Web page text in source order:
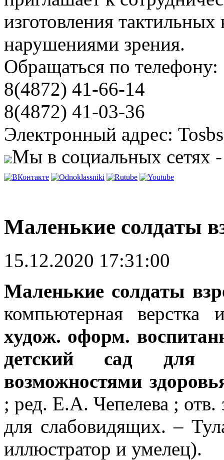
изготовления
нарушениями зрения.
Обращаться по телефону:
8(4872) 41-66-14
8(4872) 41-03-36
Электронный адрес:
Мы в социальных сетях
Маленькие солдаты
15.12.2020 17:31:00
Маленькие солдаты
компьютерная
худож. оформ.
детский сад для
возможностями
; ред. Е.А. Чепелева ;
для слабовидящих. –
иллюстратор и умелец).